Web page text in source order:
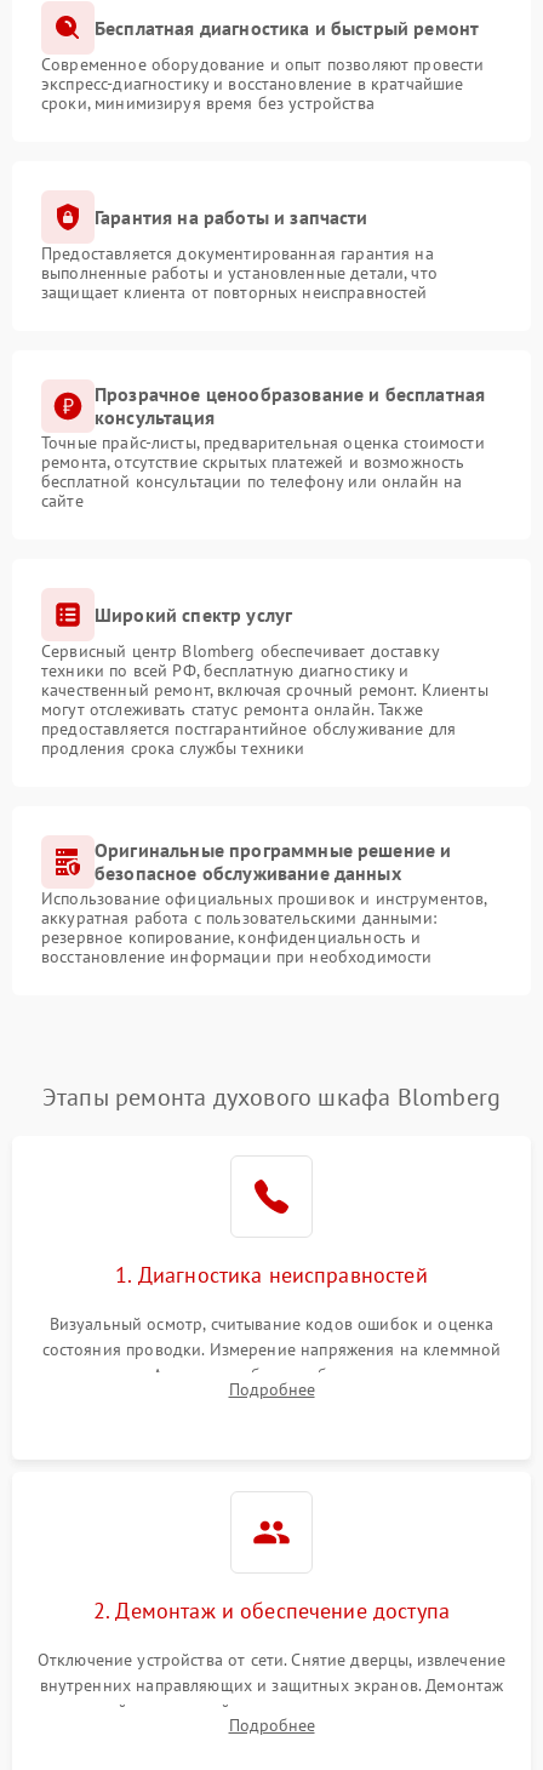
Бесплатная диагностика и быстрый ремонт
Современное оборудование и опыт позволяют провести
экспресс-диагностику и восстановление в кратчайшие
сроки, минимизируя время без устройства
Гарантия на работы и запчасти
Предоставляется документированная гарантия на
выполненные работы и установленные детали, что
защищает клиента от повторных неисправностей
Прозрачное ценообразование и бесплатная
консультация
Точные прайс-листы, предварительная оценка стоимости
ремонта, отсутствие скрытых платежей и возможность
бесплатной консультации по телефону или онлайн на
сайте
Широкий спектр услуг
Сервисный центр Blomberg обеспечивает доставку
техники по всей РФ, бесплатную диагностику и
качественный ремонт, включая срочный ремонт. Клиенты
могут отслеживать статус ремонта онлайн. Также
предоставляется постгарантийное обслуживание для
продления срока службы техники
Оригинальные программные решение и
безопасное обслуживание данных
Использование официальных прошивок и инструментов,
аккуратная работа с пользовательскими данными:
резервное копирование, конфиденциальность и
восстановление информации при необходимости
Этапы ремонта духового шкафа Blomberg
1. Диагностика неисправностей
Визуальный осмотр, считывание кодов ошибок и оценка
состояния проводки. Измерение напряжения на клеммной
колодке. Анализ жалоб на проблемы с нагревом,
конвекцией, панелью управления или блокировкой дверцы.
Подробнее
2. Демонтаж и обеспечение доступа
Отключение устройства от сети. Снятие дверцы, извлечение
внутренних направляющих и защитных экранов. Демонтаж
задней или верхней панели для прямого доступа к
нагревательным элементам, плате и вентиляторам.
Подробнее